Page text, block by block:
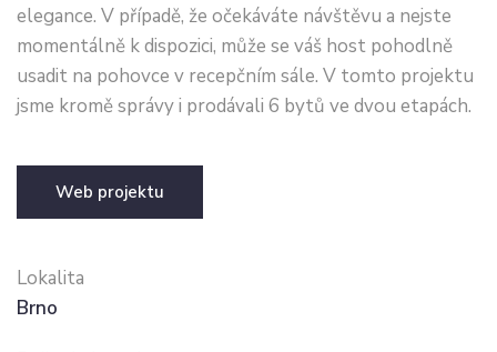
elegance. V případě, že očekáváte návštěvu a nejste
momentálně k dispozici, může se váš host pohodlně
usadit na pohovce v recepčním sále. V tomto projektu
jsme kromě správy i prodávali 6 bytů ve dvou etapách.
Web projektu
Lokalita
Brno